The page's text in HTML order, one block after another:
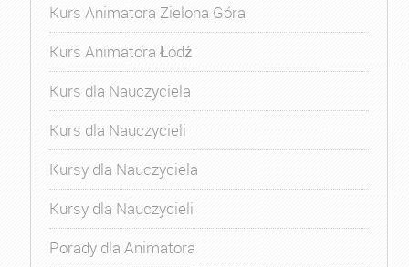
Kurs Animatora Zielona Góra
Kurs Animatora Łódź
Kurs dla Nauczyciela
Kurs dla Nauczycieli
Kursy dla Nauczyciela
Kursy dla Nauczycieli
Porady dla Animatora